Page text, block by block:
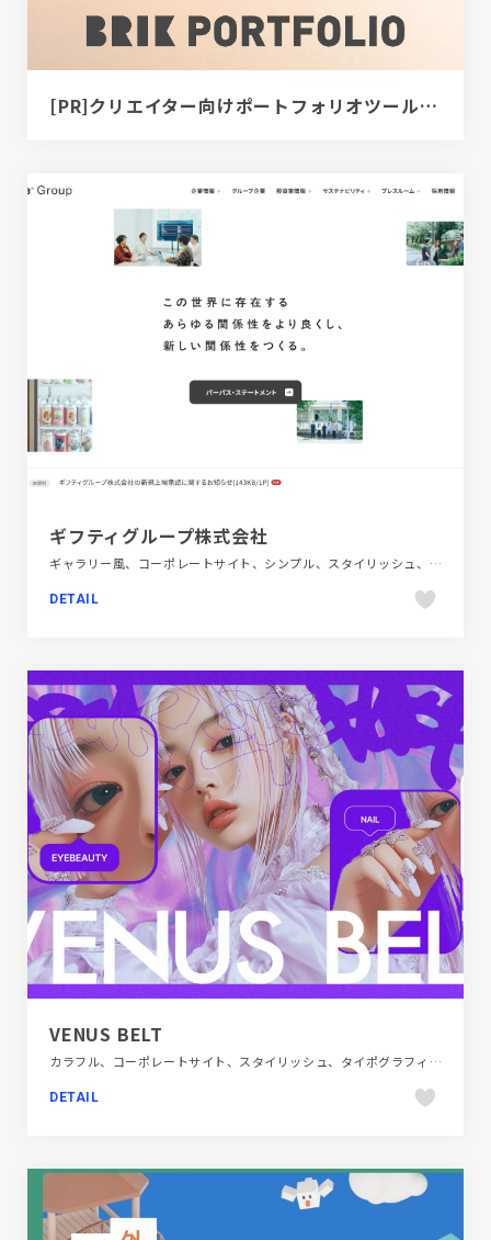
[PR]クリエイター向けポートフォリオツール｜BRIK PORTFOLIO
ギフティグループ株式会社
ギャラリー風、コーポレートサイト、シンプル、スタイリッシュ、ホワイト系、金融・法律・人材・専門職
DETAIL
VENUS BELT
カラフル、コーポレートサイト、スタイリッシュ、タイポグラフィー、ファッション・ビューティー、ポップ
DETAIL